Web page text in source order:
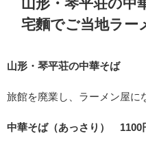
山形・琴平荘の中
宅麵でご当地ラー
山形・琴平荘の中華そば
旅館を廃業し、ラーメン屋に
中華そば（あっさり） 1100